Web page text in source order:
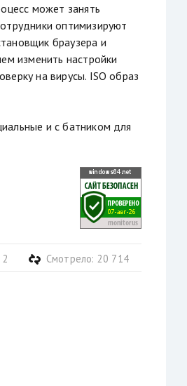
может занять
оптимизируют
браузера и
изменить настройки
на вирусы. ISO образ
и с батником для
2 Смотрело: 20 714